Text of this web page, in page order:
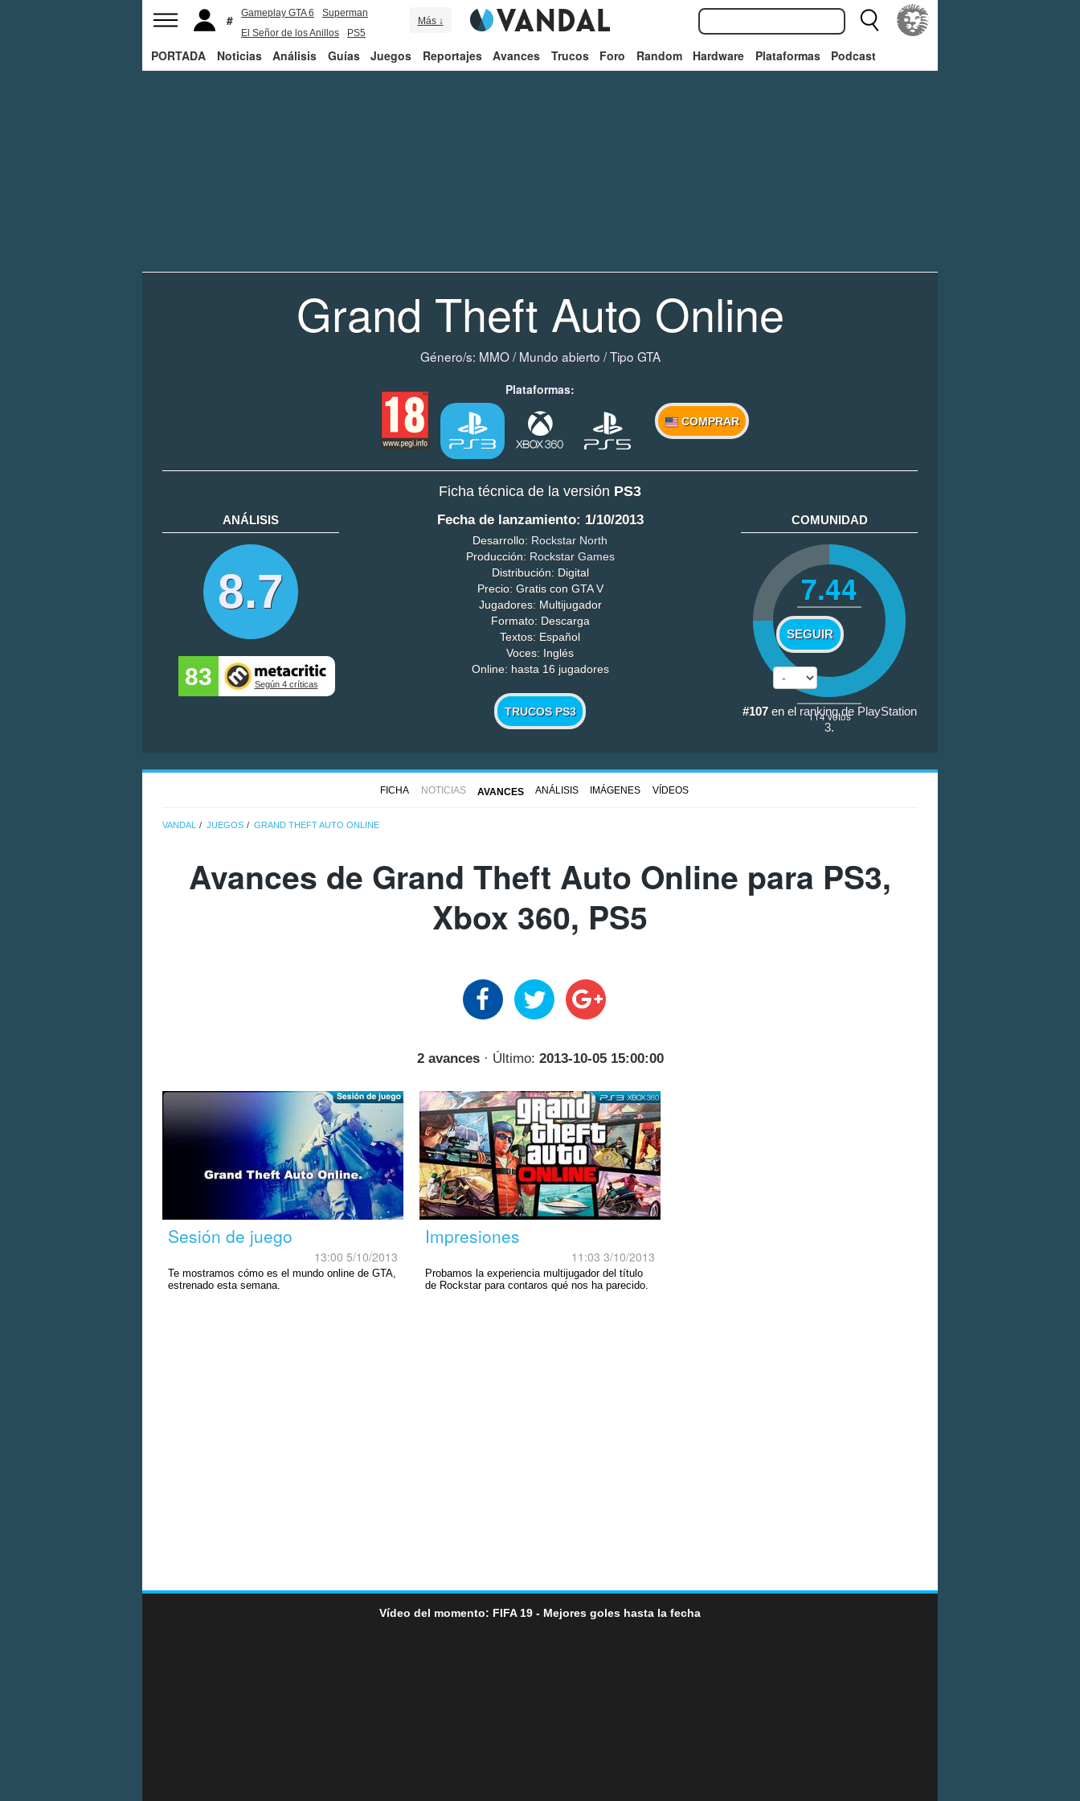
Gameplay GTA 6
Superman
El Señor de los Anillos
PS5
Más ↓
PORTADA Noticias Análisis Guías Juegos Reportajes Avances Trucos Foro Random Hardware Plataformas Podcast
Grand Theft Auto Online
Género/s: MMO/Mundo abierto /Tipo GTA
Plataformas:
COMPRAR
Ficha técnica de la versión PS3
ANÁLISIS
8.7
83 Según 4 críticas
Fecha de lanzamiento: 1/10/2013
Desarrollo: Rockstar North
Producción: Rockstar Games
Distribución: Digital
Precio: Gratis con GTA V
Jugadores: Multijugador
Formato: Descarga
Textos: Español
Voces: Inglés
Online: hasta 16 jugadores
TRUCOS PS3
COMUNIDAD
7.44
SEGUIR
114votos
#107en el ranking de PlayStation
3.
FICHA NOTICIAS AVANCES ANÁLISIS IMÁGENES VÍDEOS
VANDAL JUEGOS GRAND THEFT AUTO ONLINE
Avances de Grand Theft Auto Online para PS3,
Xbox 360, PS5
2 avances· Último: 2013-10-05 15:00:00
Sesión de juego
13:00 5/10/2013
Te mostramos cómo es el mundo online de GTA,
estrenado esta semana.
Impresiones
11:03 3/10/2013
Probamos la experiencia multijugador del título
de Rockstar para contaros qué nos ha parecido.
Vídeo del momento: FIFA 19 - Mejores goles hasta la fecha